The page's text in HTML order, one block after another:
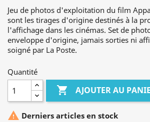
Jeu de photos d'exploitation du film
sont les tirages d'origine destinés à la
l'affichage dans les cinémas. Set de
enveloppe d'origine, jamais sorties ni
soigné par La Poste.
Quantité
 AJOUTER AU
 Derniers articles en stock